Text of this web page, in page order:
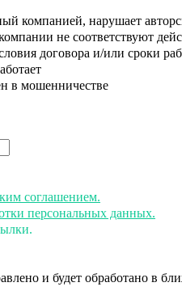
компанией, нарушает
не соответствуют
договора и/или сроки
в мошенничестве
соглашением.
персональных данных.
и будет обработано в